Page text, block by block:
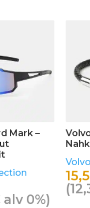
Mark –
alv 0%)
(